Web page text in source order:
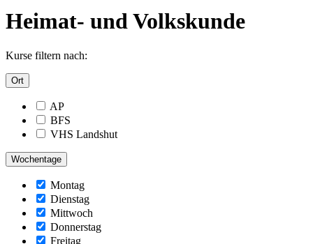
Heimat- und Volkskunde
Kurse filtern nach:
Ort
AP
BFS
VHS Landshut
Wochentage
Montag
Dienstag
Mittwoch
Donnerstag
Freitag